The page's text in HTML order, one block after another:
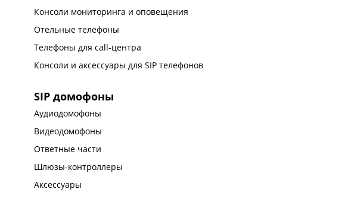
Консоли мониторинга и оповещения
Отельные телефоны
Телефоны для call-центра
Консоли и аксессуары для SIP телефонов
SIP домофоны
Аудиодомофоны
Видеодомофоны
Ответные части
Шлюзы-контроллеры
Аксессуары